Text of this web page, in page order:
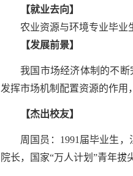
【就业去向】
农业资源与环境专业毕业
【发展前景】
我国市场经济体制的不
发挥市场机制配置资源的作用
【杰出校友】
周国员：1991届毕业生
院长，国家“万人计划”青年拔